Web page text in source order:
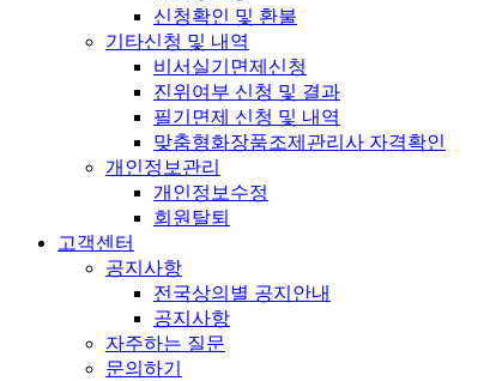
신청확인 및 환불
기타신청 및 내역
비서실기면제신청
진위여부 신청 및 결과
필기면제 신청 및 내역
맞춤형화장품조제관리사 자격확인
개인정보관리
개인정보수정
회원탈퇴
고객센터
공지사항
전국상의별 공지안내
공지사항
자주하는 질문
문의하기